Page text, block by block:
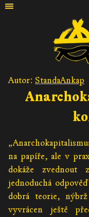
Autor: StandaAnkap
na papíře, ale v
dokáže
jednoduchá
dobrá teorie,
vyvrácen ještě